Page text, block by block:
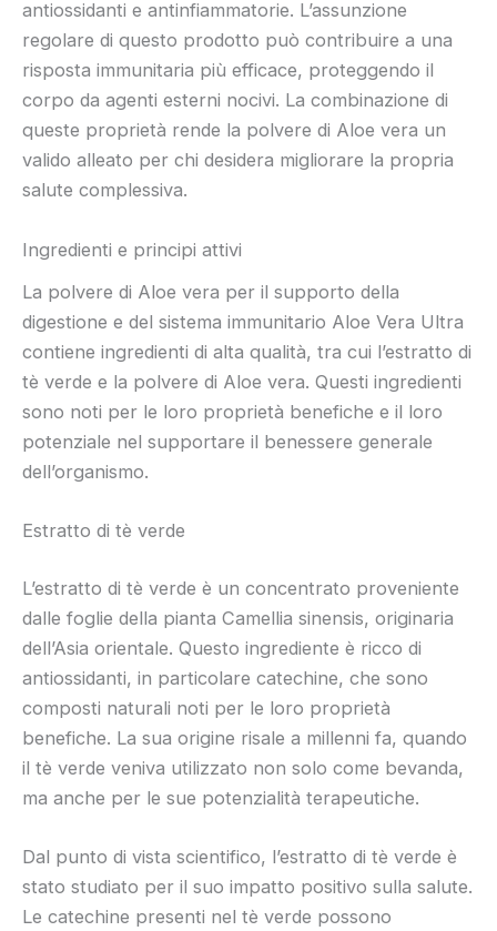
antiossidanti e antinfiammatorie. L’assunzione
regolare di questo prodotto può contribuire a una
risposta immunitaria più efficace, proteggendo il
corpo da agenti esterni nocivi. La combinazione di
queste proprietà rende la polvere di Aloe vera un
valido alleato per chi desidera migliorare la propria
salute complessiva.
Ingredienti e principi attivi
La polvere di Aloe vera per il supporto della
digestione e del sistema immunitario Aloe Vera Ultra
contiene ingredienti di alta qualità, tra cui l’estratto di
tè verde e la polvere di Aloe vera. Questi ingredienti
sono noti per le loro proprietà benefiche e il loro
potenziale nel supportare il benessere generale
dell’organismo.
Estratto di tè verde
L’estratto di tè verde è un concentrato proveniente
dalle foglie della pianta Camellia sinensis, originaria
dell’Asia orientale. Questo ingrediente è ricco di
antiossidanti, in particolare catechine, che sono
composti naturali noti per le loro proprietà
benefiche. La sua origine risale a millenni fa, quando
il tè verde veniva utilizzato non solo come bevanda,
ma anche per le sue potenzialità terapeutiche.
Dal punto di vista scientifico, l’estratto di tè verde è
stato studiato per il suo impatto positivo sulla salute.
Le catechine presenti nel tè verde possono